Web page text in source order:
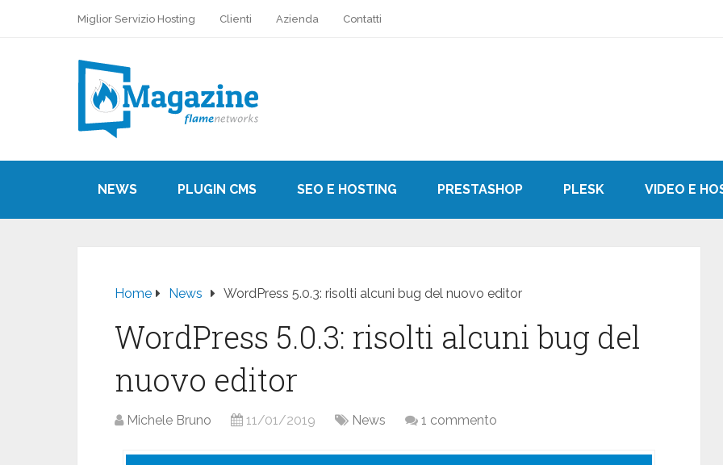
Miglior Servizio Hosting Clienti Azienda Contatti
NEWS PLUGIN CMS SEO E HOSTING PRESTASHOP PLESK VIDEO E
Home News WordPress 5.0.3: risolti alcuni bug del nuovo editor
WordPress 5.0.3: risolti alcuni bug del
nuovo editor
Michele Bruno 11/01/2019 News 1 commento